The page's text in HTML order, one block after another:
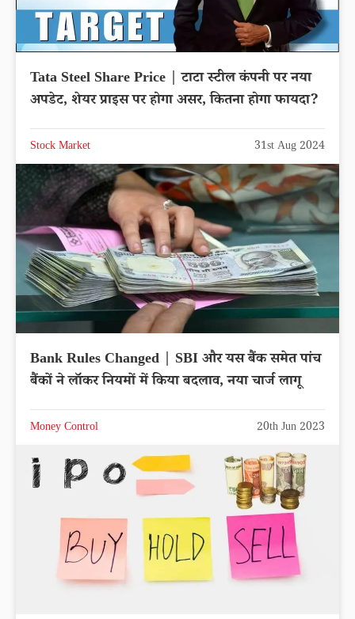
Tata Steel Share Price | टाटा स्टील कंपनी पर नया
अपडेट, शेयर प्राइस पर होगा असर, कितना होगा फायदा?
Stock Market 31st Aug 2024
Bank Rules Changed | SBI और यस बैंक समेत पांच
बैंकों ने लॉकर नियमों में किया बदलाव, नया चार्ज लागू
Money Control 20th Jun 2023